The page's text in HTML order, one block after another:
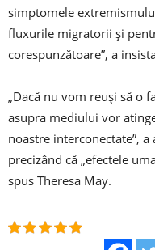
simptomele
fluxurile migratorii şi
corespunzătoare”, a
„Dacă nu vom reuşi să o
asupra mediului vor
noastre interconectate”,
precizând că „efectele
spus Theresa May.